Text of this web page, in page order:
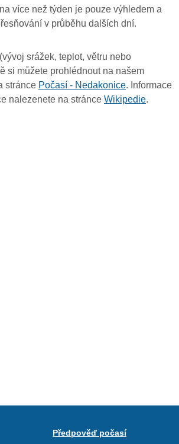
více než týden je pouze výhledem a
v průběhu dalších dní.
srážek, teplot, větru nebo
si můžete prohlédnout na našem
stránce Počasí - Nedakonice. Informace
nalezenete na stránce Wikipedie.
Předpověď počasí